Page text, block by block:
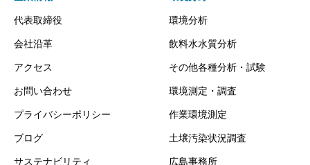
代表取締役
会社沿革
アクセス
お問い合わせ
プライバシーポリシー
ブログ
サステナビリティ
環境分析
飲料水水質分析
その他各種分析・試験
環境測定・調査
作業環境測定
土壌汚染状況調査
広島事務所